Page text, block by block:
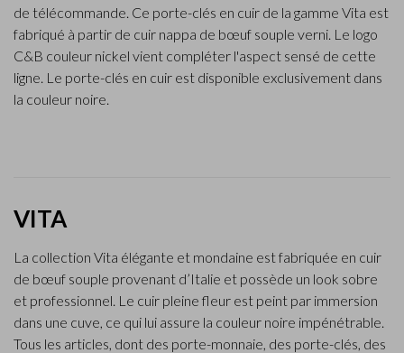
de télécommande. Ce porte-clés en cuir de la gamme Vita est
fabriqué à partir de cuir nappa de bœuf souple verni. Le logo
C&B couleur nickel vient compléter l'aspect sensé de cette
ligne. Le porte-clés en cuir est disponible exclusivement dans
la couleur noire.
VITA
La collection Vita élégante et mondaine est fabriquée en cuir
de bœuf souple provenant d’Italie et possède un look sobre
et professionnel. Le cuir pleine fleur est peint par immersion
dans une cuve, ce qui lui assure la couleur noire impénétrable.
Tous les articles, dont des porte-monnaie, des porte-clés, des